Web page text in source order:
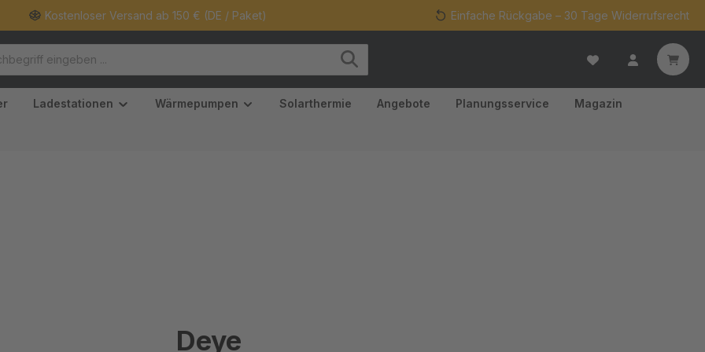
Kostenloser Versand ab 150 € (DE / Paket) Einfache Rückgabe – 30 Tage Widerrufsrecht
Ladestationen Wärmepumpen Solarthermie Angebote Planungsservice Magazin
Deye